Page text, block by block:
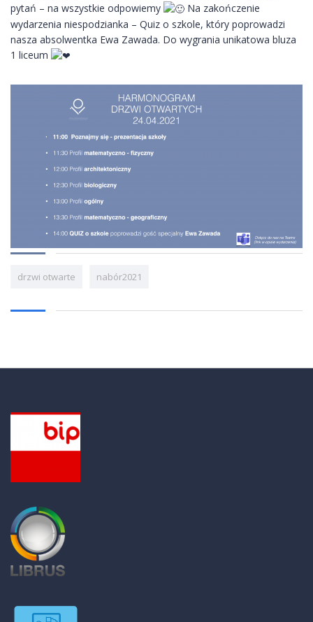
pytań – na wszystkie odpowiemy
Na zakończenie
wydarzenia niespodzianka – Quiz o szkole, który poprowadzi
nasza absolwentka Ewa Zawada. Do wygrania unikatowa bluza
1 liceum
drzwi otwarte nabór2021